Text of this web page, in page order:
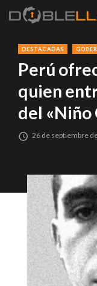
DESTACADAS
Perú
quien
del «Niño
26 de septiembre